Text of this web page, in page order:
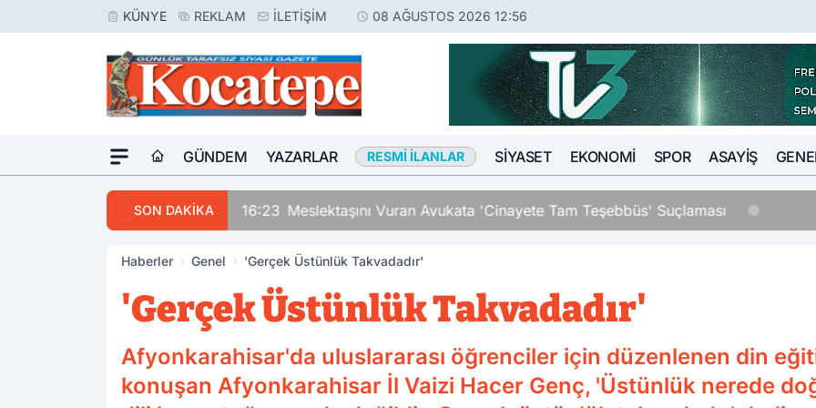
KÜNYE REKLAM İLETIŞIM 08 AĞUSTOS 2026 12:56
GÜNDEM YAZARLAR RESMI İLANLAR SIYASET EKONOMI SPOR ASAYIŞ
SON DAKİKA 16:23 Meslektaşını Vuran Avukata 'Cinayete Tam Teşebbüs' Suçlaması
Haberler Genel 'Gerçek Üstünlük Takvadadır'
'Gerçek Üstünlük Takvadadır'
Afyonkarahisar'da uluslararası öğrenciler için düzenlenen din
konuşan Afyonkarahisar İl Vaizi Hacer Genç, 'Üstünlük nerede